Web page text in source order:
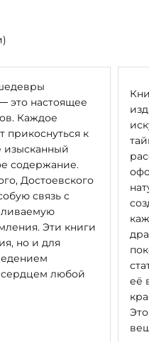
это настоящее
Каждое
прикоснуться к
изысканный
содержание.
Достоевского
связь с
Эти книги
но и для
сердцем любой
её